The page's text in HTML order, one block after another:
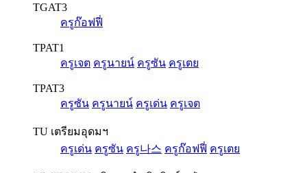
TGAT3
ครูก๊อฟฟี่
TPAT1
ครูเจต ครูนายน์ ครูซัน ครูเตย
TPAT3
ครูซัน ครูนายน์ ครูเด่น ครูเจต
TU เตรียมอุดมฯ
ครูเด่น ครูซัน ครู나스 ครูก๊อฟฟี่ ครูเตย